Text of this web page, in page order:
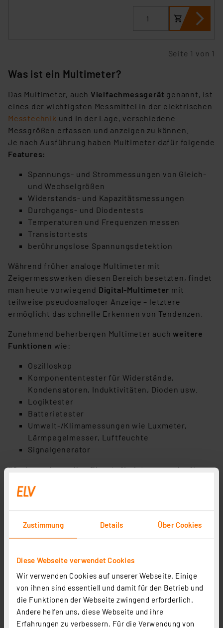
Zustimmung Details Über Cookies
Diese Webseite verwendet Cookies
Wir verwenden Cookies auf unserer Webseite. Einige
von ihnen sind essentiell und damit für den Betrieb und
die Funktionen der Webseite zwingend erforderlich.
Andere helfen uns, diese Webseite und ihre
Erfahrungen zu verbessern. Für die Verwendung von
Seite 1 von 1
Was ist ein Multimeter?
Das Multimeter, auch Vielfachmessgerät genannt, ist
eines der wichtigsten Messmittel in der elektrischen
Messtechnik und in der Lage, verschiedene
Messgrößen erfassen und anzeigen zu können.
Je nach Ausführung haben Multimeter dafür folgende
Features:
Spannungs- und Strommessungen von Gleich-
und Wechselgrößen
Widerstands- und Kapazitätsmessungen
Durchgangs- und Diodentests
Temperaturen und Frequenzen messen
Transistortests
berührungslose Spannungsdetektion
Während früher analoge Multimeter mit
Zeigermesswerken diesen Bereich besetzten, findet
man heute vorwiegend Digital-Multimeter mit
teilweise pseudoanaloger Anzeige – letztere
ermöglicht das schnelle Erkennen von Tendenzen.
Zunehmend beherbergen Multimeter auchweitere
Funktionen wie:
Oszilloskop
Komponententester für Widerstände,
Kondensatoren, Induktivitäten, Dioden usw.
Logiktester
Batterietester
Umwelt-/Klimamessungen wie Luxmeter,
Lärmpegelmesser, Luftfeuchte
Signalgenerator
Für den universellen Einsatz findet man auch oft
Messgeräte
Spannungsprüfer integrierte Multimeter oder
Multimeterfunktionen in Oszilloskopen.
Wie funktioniert ein Multimeter?
Digitale Multimeter bestehen aus wenigen
Grundbaugruppen. Sehr einfache Multimeter
verarbeiten die Messwerte mit einem Spezial-IC, das
alle Aufgaben erledigt: